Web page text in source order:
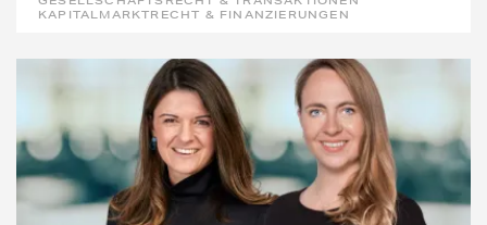
KAPITALMARKTRECHT & FINANZIERUNGEN